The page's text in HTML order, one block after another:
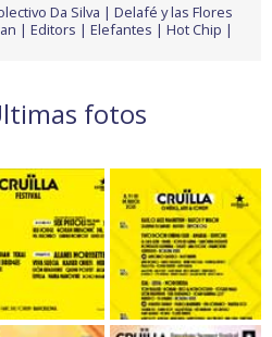
Da Silva
Delafé y las Flores
Editors Elefantes
Hot Chip
fotos